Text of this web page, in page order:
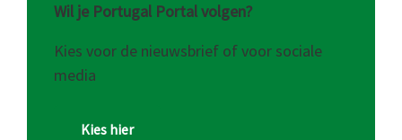
Wil je Portugal Portal volgen?
Kies voor de nieuwsbrief of voor sociale
media
Kies hier